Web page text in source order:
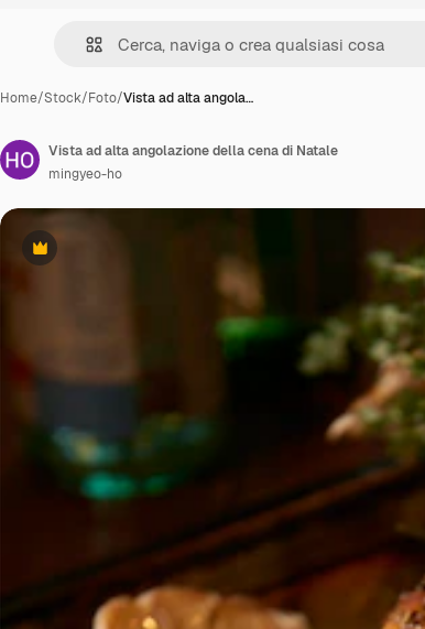
Home/Stock/Foto/Vista ad alta angola…
Premium
Vista ad alta angolazione della cena di Natale
mingyeo-ho